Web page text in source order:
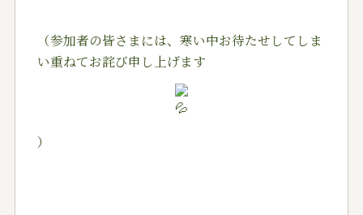
（参加者の皆さまには、寒い中お待たせしてしま
い重ねてお詫び申し上げます
）